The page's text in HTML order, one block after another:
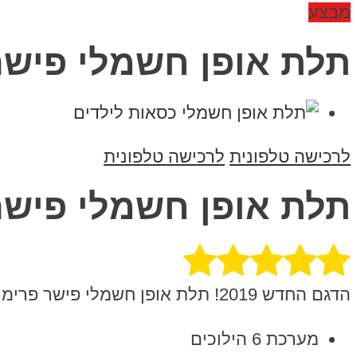
מבצע
תלת אופן חשמלי פישר
לרכישה טלפונית לרכישה טלפונית
תלת אופן חשמלי פישר
הדגם החדש 2019! תלת אופן חשמלי פישר פרימיום Premium – התלת אופן המשפחתי בגרסא משופרת:
מערכת 6 הילוכים